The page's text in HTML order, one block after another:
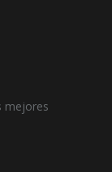
mejores